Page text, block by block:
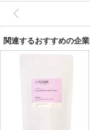
関連するおすすめの企業